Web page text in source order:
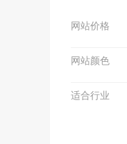
网站价格
网站颜色
适合行业